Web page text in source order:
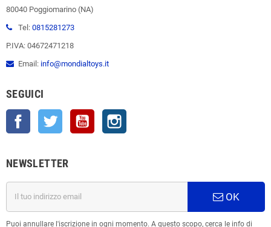
80040 Poggiomarino (NA)
Tel: 0815281273
P.IVA: 04672471218
Email: info@mondialtoys.it
SEGUICI
Facebook Twitter YouTube
NEWSLETTER
OK
Puoi annullare l'iscrizione in ogni momento. A questo scopo, cerca le info di